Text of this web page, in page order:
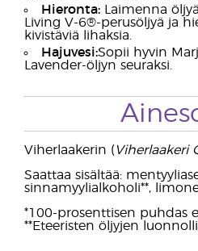
Hieronta: Laimenna
Living V-6®-perusöljyä ja
kivistäviä lihaksia.
Hajuvesi:Sopii hyvin
Lavender-öljyn seuraksi.
Viherlaakerin ( Viherlaakeri
Saattaa sisältää:
sinnamyylialkoholi**,
*100-prosenttisen puhdas
**Eteeristen öljyjen